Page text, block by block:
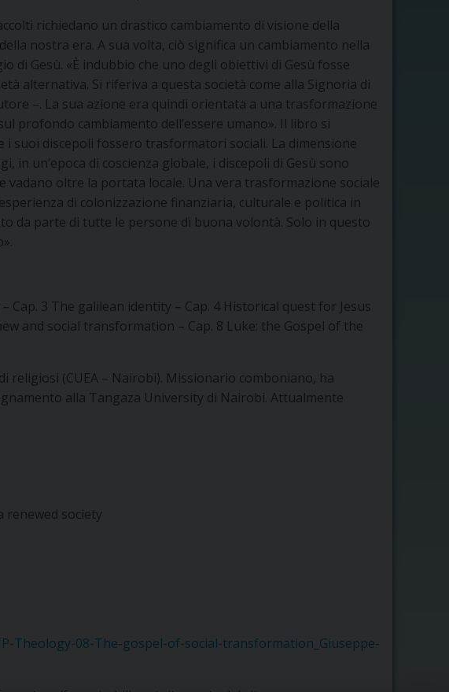
richiedano un drastico cambiamento di visione della
nostra era. A sua volta, ciò significa un cambiamento nella
di Gesù. «È indubbio che uno degli obiettivi di Gesù fosse
alternativa. Si riferiva a questa società come alla Signoria di
–. La sua azione era quindi orientata a una trasformazione
profondo cambiamento dell’essere umano». Il libro si
suoi discepoli fossero trasformatori sociali. La dimensione
in un’epoca di coscienza globale, i discepoli di Gesù sono
oltre la portata locale. Una vera trasformazione sociale
di colonizzazione finanziaria, culturale e politica in
da parte di tutte le persone di buona volontà. Solo in questo
Cap. 3 The galilean identity – Cap. 4 Historical quest for Jesus
and social transformation – Cap. 8 Luke: the Gospel of the
religiosi (CUEA – Nairobi). Missionario comboniano, ha
alla Tangaza University di Nairobi. Attualmente
renewed society
Theology-08-The-gospel-of-social-transformation_Giuseppe-